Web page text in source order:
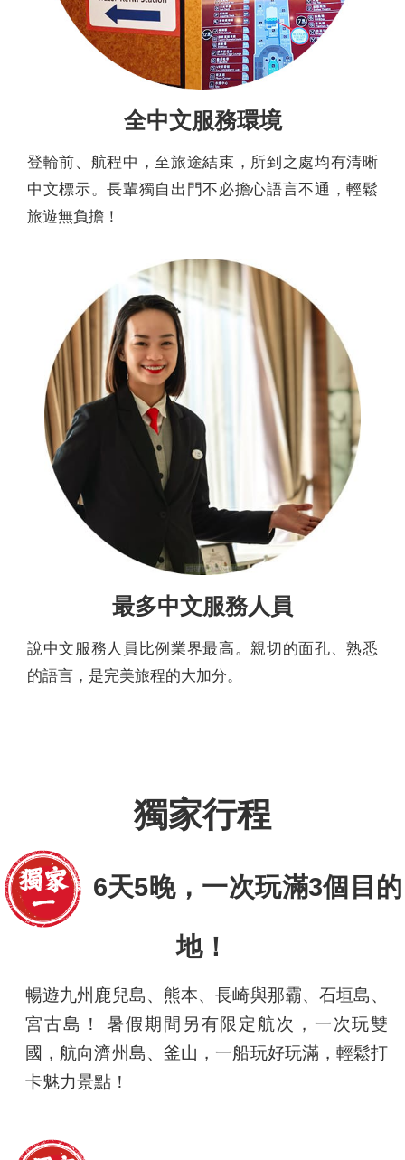
全中文服務環境
登輪前、航程中，至旅途結束，所到之處均有清晰
中文標示。長輩獨自出門不必擔心語言不通，輕鬆
旅遊無負擔！
最多中文服務人員
說中文服務人員比例業界最高。親切的面孔、熟悉
的語言，是完美旅程的大加分。
獨家行程
6天5晚，一次玩滿3個目的
地！
暢遊九州鹿兒島、熊本、長崎與那霸、石垣島、
宮古島！ 暑假期間另有限定航次，一次玩雙
國，航向濟州島、釜山，一船玩好玩滿，輕鬆打
卡魅力景點！